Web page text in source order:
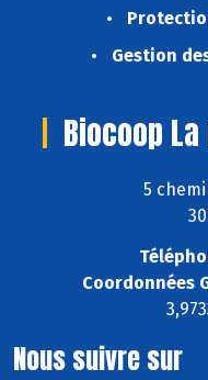
Gestion
Biocoop
5
Coordonnées
Nous suivre sur